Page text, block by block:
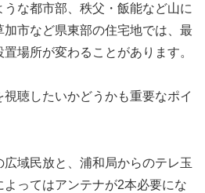
な都市部、秩父・飯能など山に
市など県東部の住宅地では、最
場所が変わることがあります。
聴したいかどうかも重要なポイ
域民放と、浦和局からのテレ玉
ってはアンテナが2本必要にな